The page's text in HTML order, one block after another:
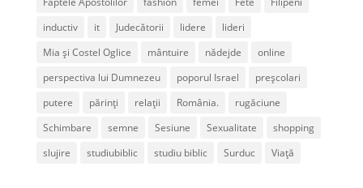
inductiv
it Judecătorii lidere
lideri
Mia și Costel Oglice
mântuire nădejde
online
perspectiva lui Dumnezeu
poporul Israel
preșcolari
putere
părinți relații România.
rugăciune
Schimbare
semne Sesiune Sexualitate
shopping
slujire
studiubiblic studiu biblic Surduc Viață